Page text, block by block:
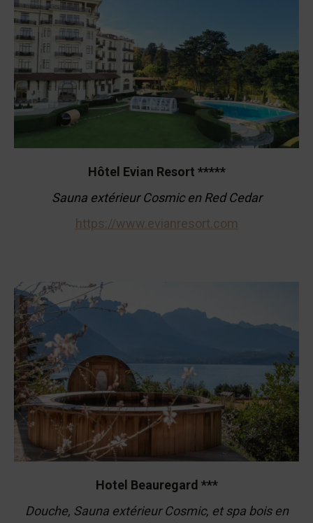
Hôtel Evian Resort *****
Sauna extérieur Cosmic en Red Cedar
https://www.evianresort.com
Hotel Beauregard ***
Douche, Sauna extérieur Cosmic, et spa bois en